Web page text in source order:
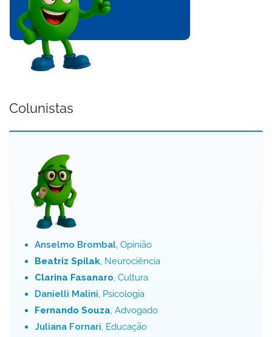
Colunistas
Anselmo Brombal, Opinião
Beatriz Spilak, Neurociência
Clarina Fasanaro, Cultura
Danielli Malini, Psicologia
Fernando Souza, Advogado
Juliana Fornari, Educação